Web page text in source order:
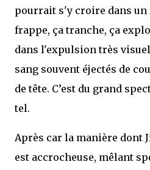
pourrait s'y croire dans un
frappe, ça tranche, ça
dans l'expulsion très
sang souvent éjectés de
de tête. C’est du grand
tel.
Après car la manière dont
est accrocheuse, mêlant